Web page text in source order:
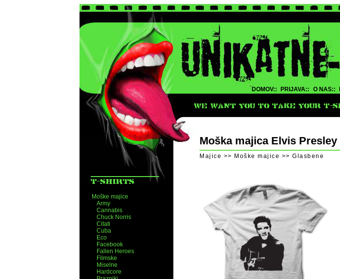
DOMOV:: PRIJAVA:: O NAS::
WE WANT YOU TO TAKE YOUR T-
T-SHIRTS
Moške majice
Army
Cannabis
Chuck Norris
Citati
Cuba
Eco
Facebook
Fallen Heroes
Filmske
Miselne
Hardcore
Moška majica Elvis Presley
Majice >> Moške majice >> Glasbene